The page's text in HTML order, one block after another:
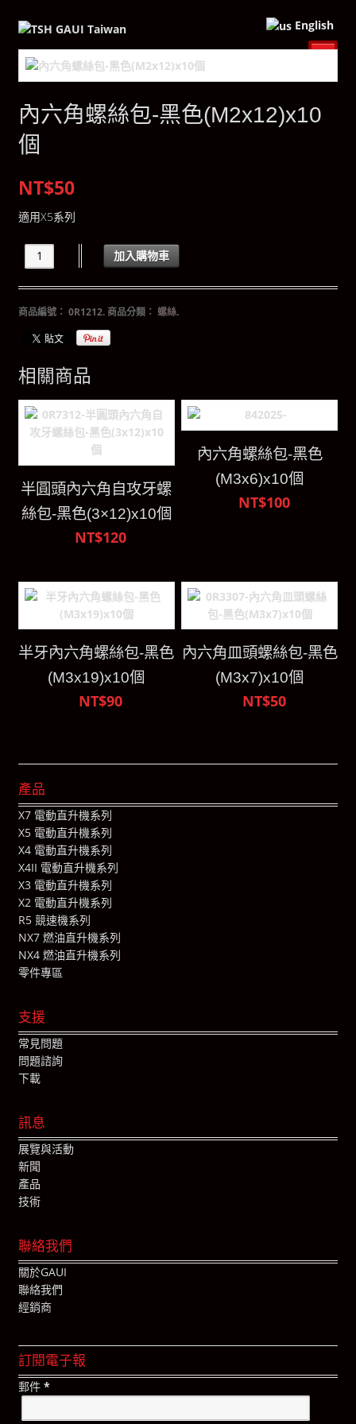
English
內六角螺絲包-黑色(M2x12)x10
個
NT$50
適用X5系列
加入購物車
商品編號： 0R1212.商品分類： 螺絲.
相關商品
半圓頭內六角自攻牙螺
絲包-黑色(3×12)x10個
NT$120
內六角螺絲包-黑色
(M3x6)x10個
NT$100
半牙內六角螺絲包-黑色
(M3x19)x10個
NT$90
內六角皿頭螺絲包-黑色
(M3x7)x10個
NT$50
產品
X7 電動直升機系列
X5 電動直升機系列
X4 電動直升機系列
X4II 電動直升機系列
X3 電動直升機系列
X2 電動直升機系列
R5 競速機系列
NX7 燃油直升機系列
NX4 燃油直升機系列
零件專區
支援
常見問題
問題諮詢
下載
訊息
展覽與活動
新聞
產品
技術
聯絡我們
關於GAUI
聯絡我們
經銷商
訂閱電子報
郵件 *